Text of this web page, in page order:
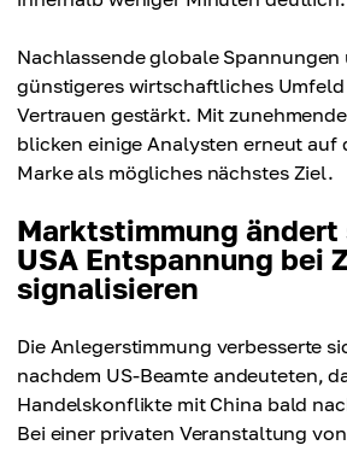
Nachlassende globale Spannungen
günstigeres wirtschaftliches Umfeld
Vertrauen gestärkt. Mit
blicken einige Analysten erneut auf
Marke als mögliches nächstes Ziel.
Marktstimmung
USA Entspannung bei
signalisieren
Die Anlegerstimmung verbesserte
nachdem US-Beamte andeuteten,
Handelskonflikte mit China bald
Bei einer privaten Veranstaltung